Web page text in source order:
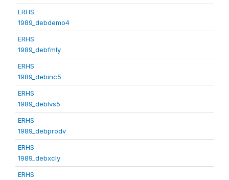
ERHS
1989_debdemo4
ERHS
1989_debfmly
ERHS
1989_debinc5
ERHS
1989_deblvs5
ERHS
1989_debprodv
ERHS
1989_debxcly
ERHS